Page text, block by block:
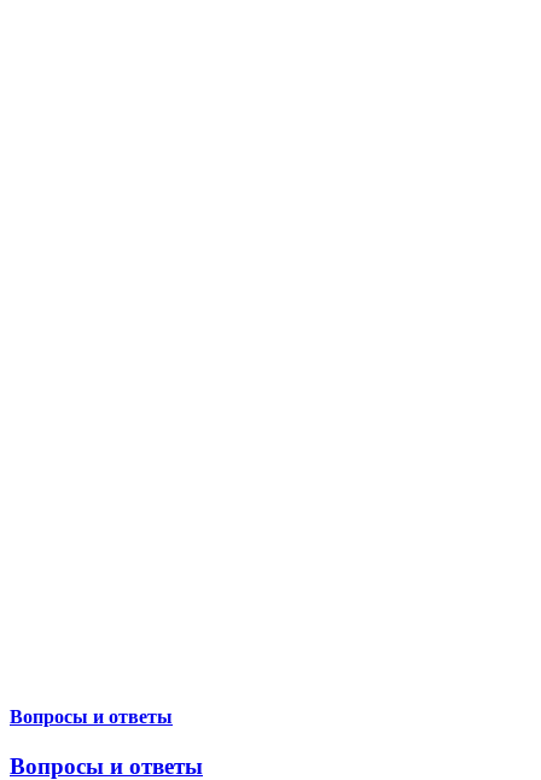
Вопросы и ответы
Вопросы и ответы